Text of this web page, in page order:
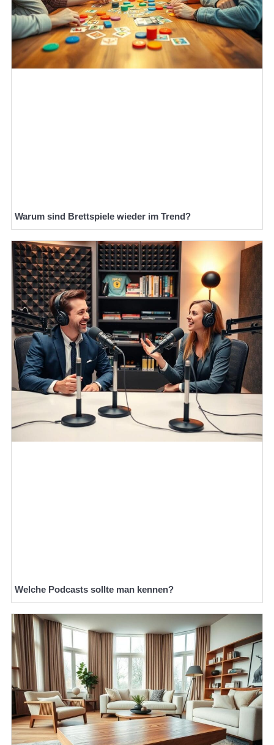
Warum sind Brettspiele wieder im Trend?
Welche Podcasts sollte man kennen?